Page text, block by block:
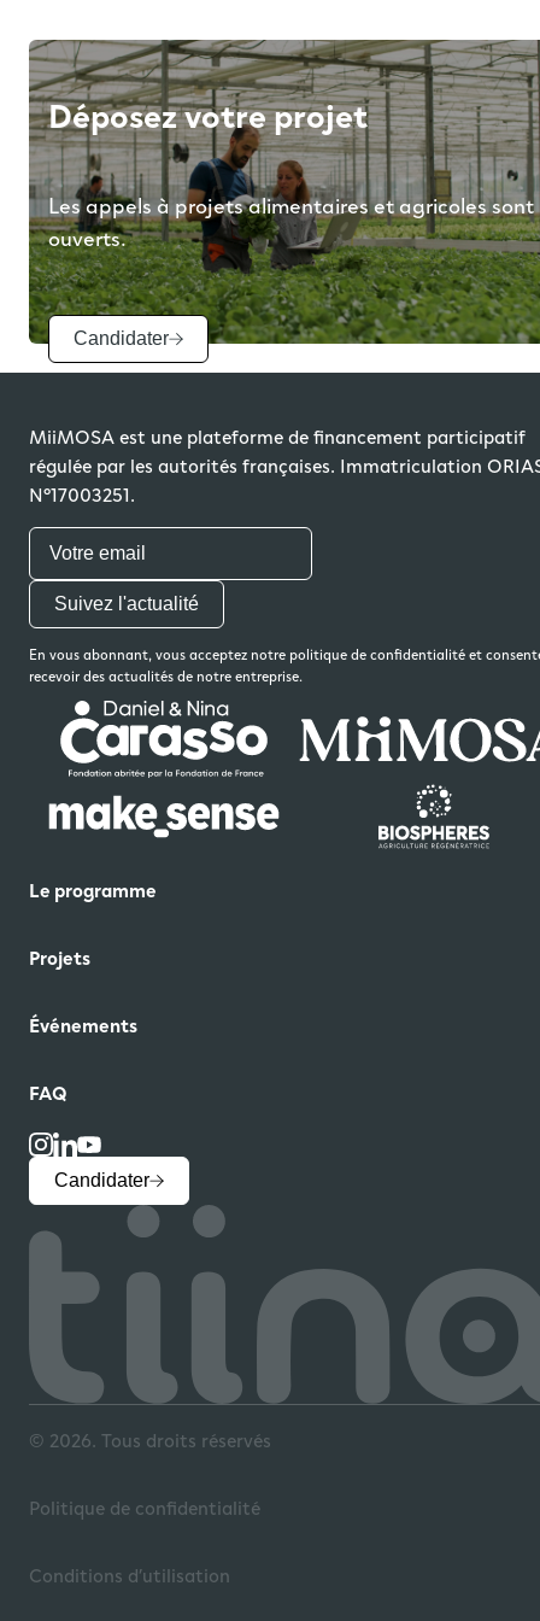
Déposez votre projet
Les appels à projets alimentaires et agricoles sont
ouverts.
Candidater
MiiMOSA est une plateforme de financement participatif
régulée par les autorités françaises. Immatriculation
N°17003251.
Suivez l'actualité
En vous abonnant, vous acceptez notre politique de confidentialité et
recevoir des actualités de notre entreprise.
Le programme
Projets
Événements
FAQ
Candidater
© 2026. Tous droits réservés
Politique de confidentialité
Conditions d’utilisation